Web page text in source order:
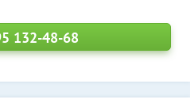
132-48-68